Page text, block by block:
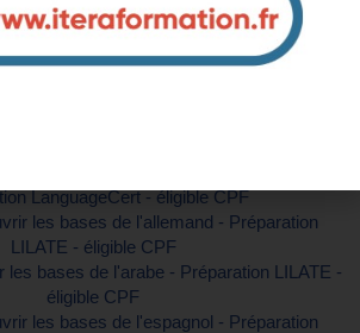
similaires :
la pratique de la langue des signes pour
LanguageCert - éligible CPF
les bases de l'allemand - Préparation
LILATE - éligible CPF
les bases de l'arabe - Préparation LILATE -
éligible CPF
les bases de l'espagnol - Préparation